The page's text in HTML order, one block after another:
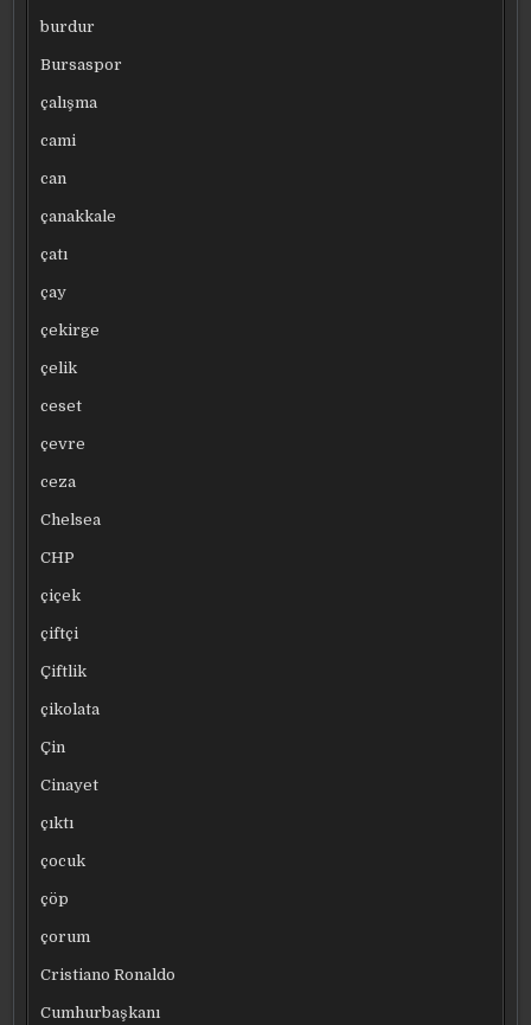
burdur
Bursaspor
çalışma
cami
can
çanakkale
çatı
çay
çekirge
çelik
ceset
çevre
ceza
Chelsea
CHP
çiçek
çiftçi
Çiftlik
çikolata
Çin
Cinayet
çıktı
çocuk
çöp
çorum
Cristiano Ronaldo
Cumhurbaşkanı